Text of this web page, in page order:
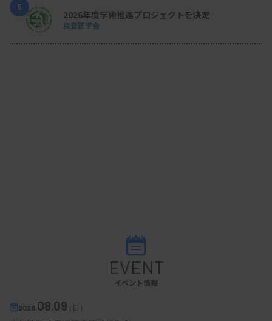
5
2026年度学術推進プロジェクトを決定
検査医学会
EVENT
イベント情報
2026. 08.09（日）